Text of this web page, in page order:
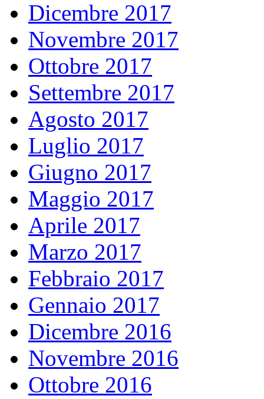
Dicembre 2017
Novembre 2017
Ottobre 2017
Settembre 2017
Agosto 2017
Luglio 2017
Giugno 2017
Maggio 2017
Aprile 2017
Marzo 2017
Febbraio 2017
Gennaio 2017
Dicembre 2016
Novembre 2016
Ottobre 2016